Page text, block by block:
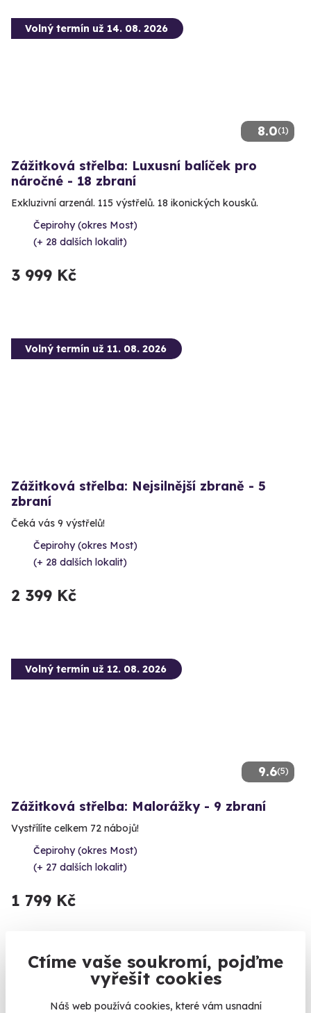
Ctíme vaše soukromí, pojďme
vyřešit cookies
Náš web používá cookies, které vám usnadní
8.0(1)
Volný termín už 14. 08. 2026
Zážitková střelba: Luxusní balíček pro
náročné - 18 zbraní
Exkluzivní arzenál. 115 výstřelů. 18 ikonických kousků.
Čepirohy (okres Most)
(+ 28 dalších lokalit)
3 999 Kč
Volný termín už 11. 08. 2026
Zážitková střelba: Nejsilnější zbraně - 5
zbraní
Čeká vás 9 výstřelů!
Čepirohy (okres Most)
(+ 28 dalších lokalit)
2 399 Kč
9.6(5)
Volný termín už 12. 08. 2026
Zážitková střelba: Malorážky - 9 zbraní
Vystřílíte celkem 72 nábojů!
Čepirohy (okres Most)
(+ 27 dalších lokalit)
1 799 Kč
Volný termín už 14. 08. 2026